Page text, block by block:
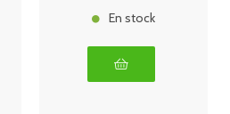
En stock